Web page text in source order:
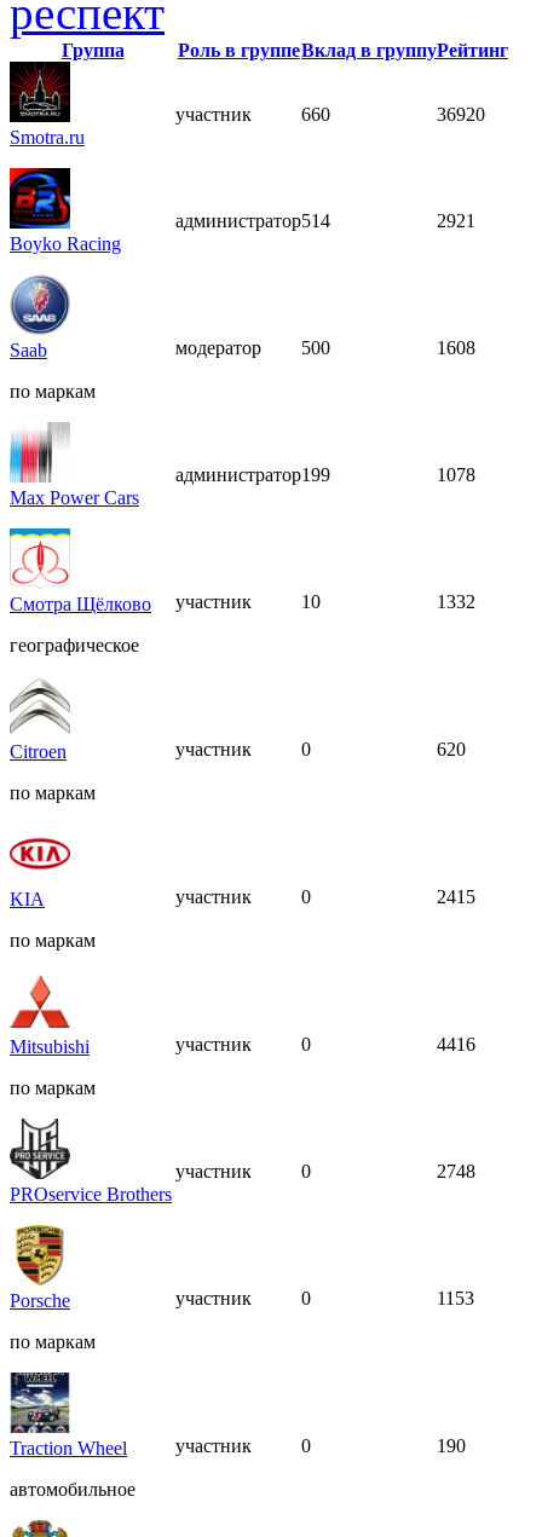
респект
Группа Роль в группеВклад в группуРейтинг
Smotra.ru
участник 660 36920
Boyko Racing
администратор514 2921
Saab
по маркам
модератор 500 1608
Max Power Cars
администратор199 1078
Смотра Щёлково
географическое
участник 10 1332
Citroen
по маркам
участник 0 620
KIA
по маркам
участник 0 2415
Mitsubishi
по маркам
участник 0 4416
PROservice Brothers
участник 0 2748
Porsche
по маркам
участник 0 1153
Traction Wheel
автомобильное
участник 0 190